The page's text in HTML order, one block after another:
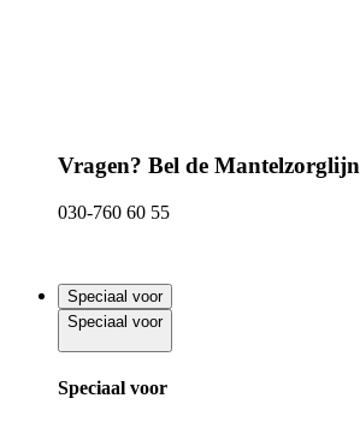
Vragen? Bel de Mantelzorglijn
030-760 60 55
Speciaal voor
Speciaal voor
Speciaal voor